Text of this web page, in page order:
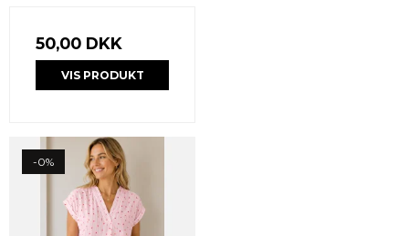
50,00 DKK
VIS PRODUKT
-0%